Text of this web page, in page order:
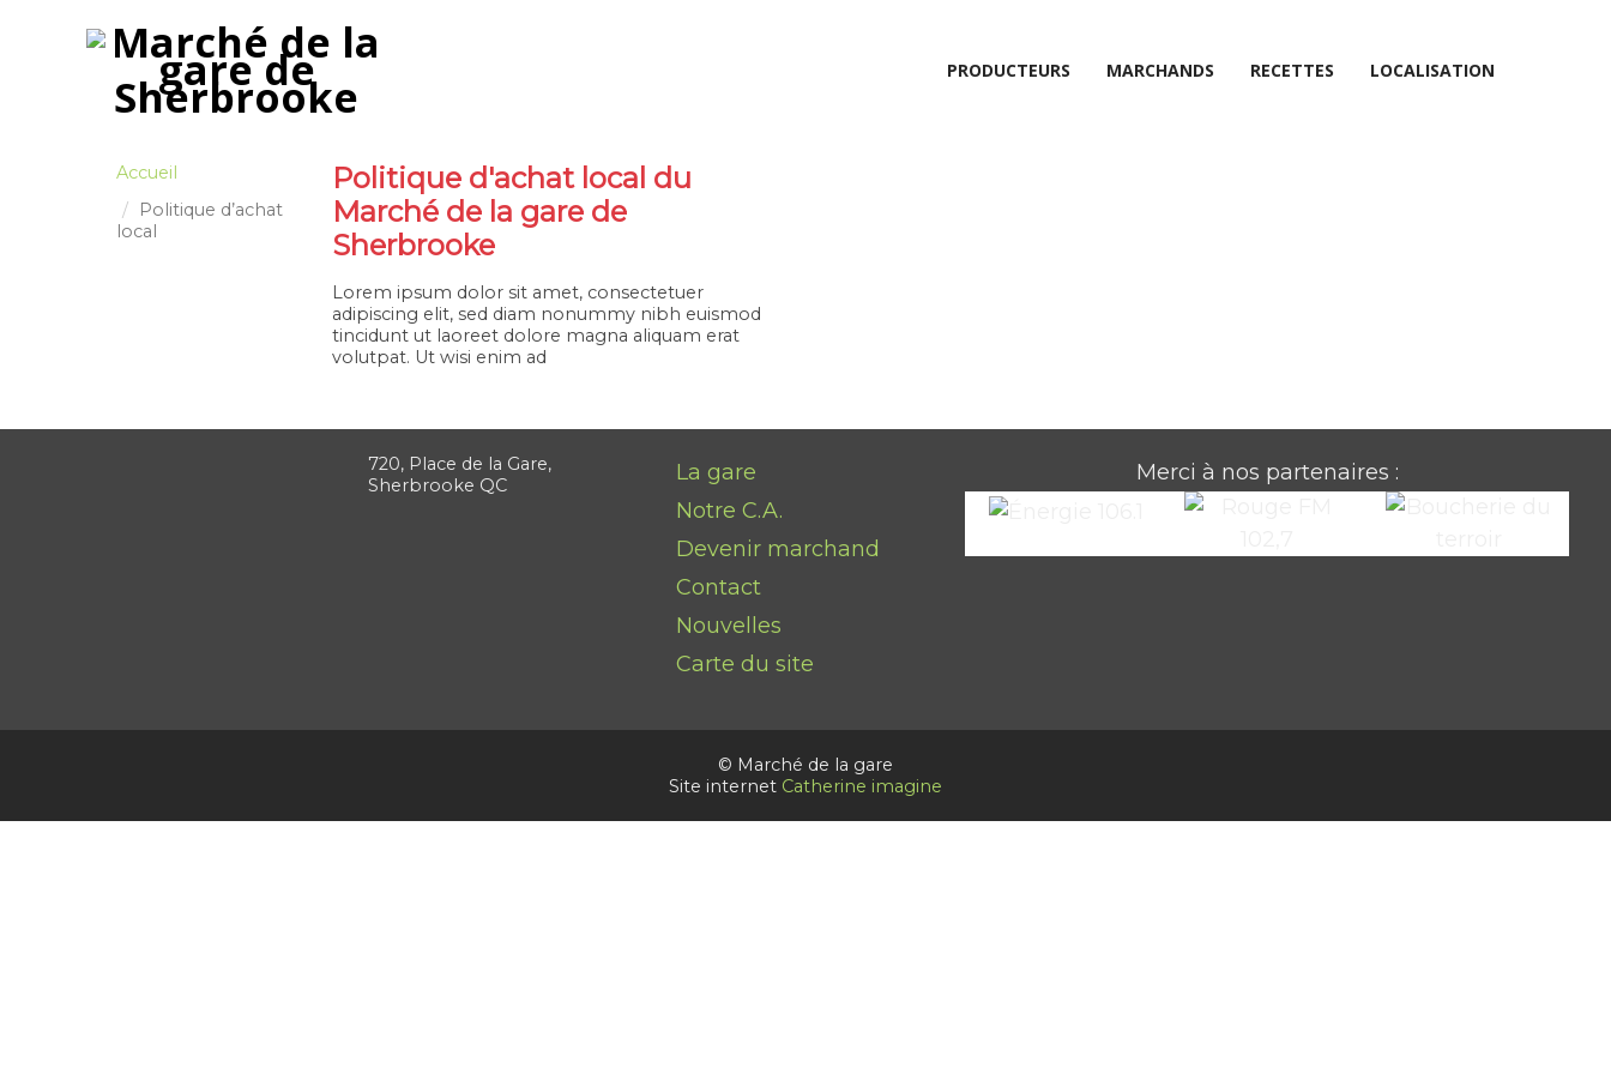
PRODUCTEURS MARCHANDS RECETTES LOCALISATION
Accueil
Politique d’achat
local
Politique d'achat local du
Marché de la gare de
Sherbrooke
Lorem ipsum dolor sit amet, consectetuer
adipiscing elit, sed diam nonummy nibh euismod
tincidunt ut laoreet dolore magna aliquam erat
volutpat. Ut wisi enim ad
720, Place de la Gare,
Sherbrooke QC
La gare
Notre C.A.
Devenir marchand
Contact
Nouvelles
Carte du site
Merci à nos partenaires :
© Marché de la gare
Site internet Catherine imagine